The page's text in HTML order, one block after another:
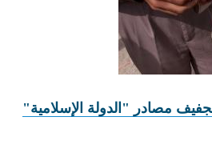
مصادر "الدولة الإسلامية"